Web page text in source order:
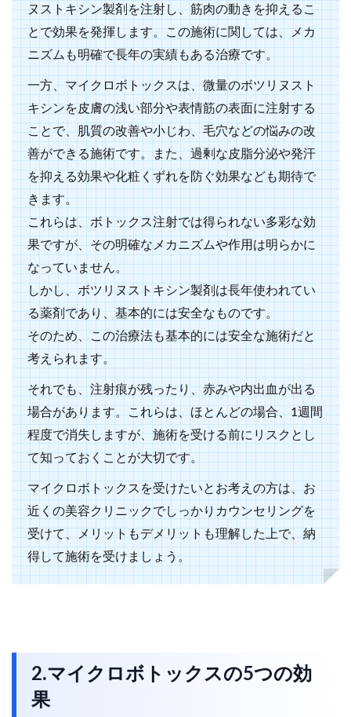
ヌストキシン製剤を注射し、筋肉の動きを抑えるこ
とで効果を発揮します。この施術に関しては、メカ
ニズムも明確で長年の実績もある治療です。
一方、マイクロボトックスは、微量のボツリヌスト
キシンを皮膚の浅い部分や表情筋の表面に注射する
ことで、肌質の改善や小じわ、毛穴などの悩みの改
善ができる施術です。また、過剰な皮脂分泌や発汗
を抑える効果や化粧くずれを防ぐ効果なども期待で
きます。
これらは、ボトックス注射では得られない多彩な効
果ですが、その明確なメカニズムや作用は明らかに
なっていません。
しかし、ボツリヌストキシン製剤は長年使われてい
る薬剤であり、基本的には安全なものです。
そのため、この治療法も基本的には安全な施術だと
考えられます。
それでも、注射痕が残ったり、赤みや内出血が出る
場合があります。これらは、ほとんどの場合、1週間
程度で消失しますが、施術を受ける前にリスクとし
て知っておくことが大切です。
マイクロボトックスを受けたいとお考えの方は、お
近くの美容クリニックでしっかりカウンセリングを
受けて、メリットもデメリットも理解した上で、納
得して施術を受けましょう。
2.マイクロボトックスの5つの効
果